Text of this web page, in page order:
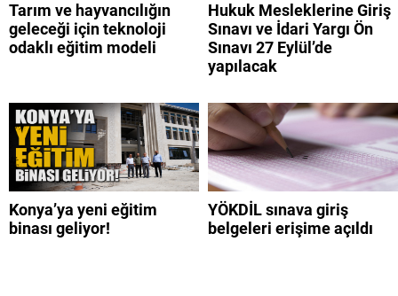
Tarım ve hayvancılığın
geleceği için teknoloji
odaklı eğitim modeli
Hukuk Mesleklerine Giriş
Sınavı ve İdari Yargı Ön
Sınavı 27 Eylül’de
yapılacak
Konya’ya yeni eğitim
binası geliyor!
YÖKDİL sınava giriş
belgeleri erişime açıldı